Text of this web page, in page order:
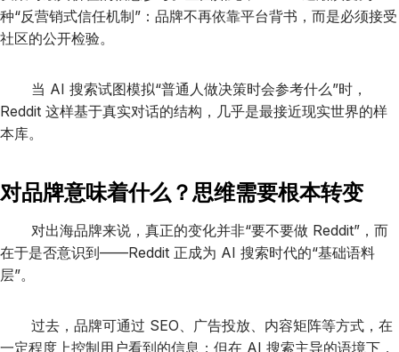
种“反营销式信任机制”：品牌不再依靠平台背书，而是必须接受
社区的公开检验。
当 AI 搜索试图模拟“普通人做决策时会参考什么”时，
Reddit 这样基于真实对话的结构，几乎是最接近现实世界的样
本库。
对品牌意味着什么？思维需要根本转变
对出海品牌来说，真正的变化并非“要不要做 Reddit”，而
在于是否意识到——Reddit 正成为 AI 搜索时代的“基础语料
层”。
过去，品牌可通过 SEO、广告投放、内容矩阵等方式，在
一定程度上控制用户看到的信息；但在 AI 搜索主导的语境下，